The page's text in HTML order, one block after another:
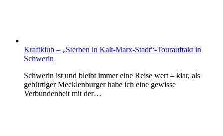
Kraftklub – „Sterben in Kalt-Marx-Stadt“-Tourauftakt in
Schwerin
Schwerin ist und bleibt immer eine Reise wert – klar, als
gebürtiger Mecklenburger habe ich eine gewisse
Verbundenheit mit der…